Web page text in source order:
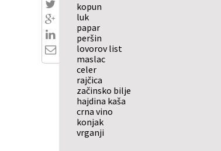
VUKOVARSKO-SRIJEMSKA ŽUPANIJA
ISTARSKA ŽUPANIJA
kopun
luk
papar
peršin
lovorov list
maslac
celer
rajčica
začinsko bilje
hajdina kaša
crna vino
konjak
vrganji